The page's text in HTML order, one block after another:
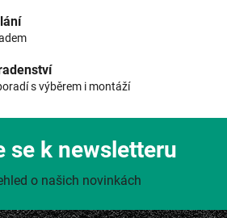
s výběrem i montáží
se k newsletteru
o našich novinkách